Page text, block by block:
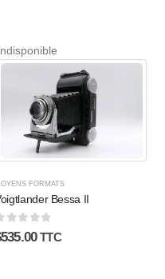
FORMATS
Bessa II
sur 5
535.00 TTC